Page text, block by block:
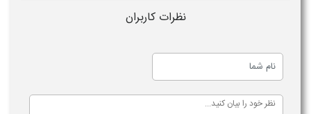
نظرات کاربران